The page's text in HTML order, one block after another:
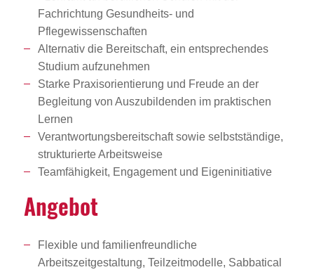
Fachrichtung Gesundheits- und
Pflegewissenschaften
Alternativ die Bereitschaft, ein entsprechendes
Studium aufzunehmen
Starke Praxisorientierung und Freude an der
Begleitung von Auszubildenden im praktischen
Lernen
Verantwortungsbereitschaft sowie selbstständige,
strukturierte Arbeitsweise
Teamfähigkeit, Engagement und Eigeninitiative
Angebot
Flexible und familienfreundliche
Arbeitszeitgestaltung, Teilzeitmodelle, Sabbatical